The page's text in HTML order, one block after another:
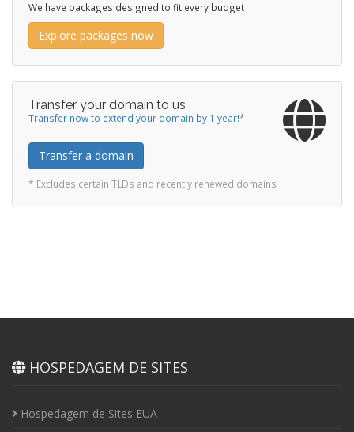
We have packages designed to fit every budget
Explore packages now
Transfer your domain to us
Transfer now to extend your domain by 1 year!*
Transfer a domain
* Excludes certain TLDs and recently renewed domains
HOSPEDAGEM DE SITES
Hospedagem de Sites EUA